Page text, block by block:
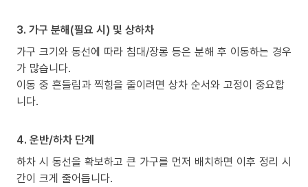
3. 가구 분해(필요 시) 및 상하차
가구 크기와 동선에 따라 침대/장롱 등은 분해 후 이동하는 경우
가 많습니다.
이동 중 흔들림과 찍힘을 줄이려면 상차 순서와 고정이 중요합
니다.
4. 운반/하차 단계
하차 시 동선을 확보하고 큰 가구를 먼저 배치하면 이후 정리 시
간이 크게 줄어듭니다.